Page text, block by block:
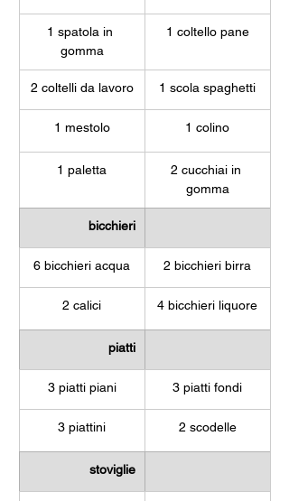
1 spatola in
gomma
1 coltello pane
2 coltelli da lavoro 1 scola spaghetti
1 mestolo 1 colino
1 paletta
2 cucchiai in
gomma
bicchieri
6 bicchieri acqua 2 bicchieri birra
2 calici 4 bicchieri liquore
piatti
3 piatti piani 3 piatti fondi
3 piattini 2 scodelle
stoviglie